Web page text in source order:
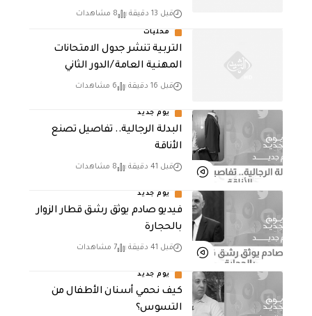
قبل 13 دقيقة 8 مشاهدات
محليات
التربية تنشر جدول الامتحانات
المهنية العامة /الدور الثاني
قبل 16 دقيقة 6 مشاهدات
يوم جديد
البدلة الرجالية.. تفاصيل تصنع
الأناقة
قبل 41 دقيقة 8 مشاهدات
يوم جديد
فيديو صادم يوثق رشق قطار الزوار
بالحجارة
قبل 41 دقيقة 7 مشاهدات
يوم جديد
كيف نحمي أسنان الأطفال من
التسوس؟